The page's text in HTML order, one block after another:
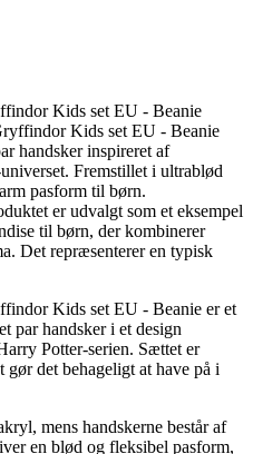
Kids set EU - Beanie
handsker inspireret af
Fremstillet i ultrablød
pasform til børn.
er udvalgt som et eksempel
til børn, der kombinerer
Det repræsenterer en typisk
Kids set EU - Beanie er et
par handsker i et design
Potter-serien. Sættet er
det behageligt at have på i
mens handskerne består af
en blød og fleksibel pasform,